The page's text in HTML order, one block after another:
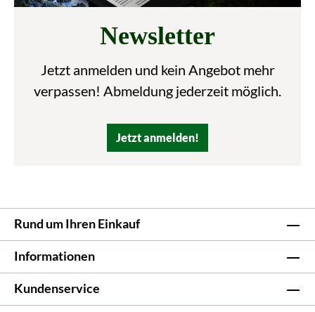
Newsletter
Jetzt anmelden und kein Angebot mehr
verpassen! Abmeldung jederzeit möglich.
Jetzt anmelden!
Rund um Ihren Einkauf
Informationen
Kundenservice